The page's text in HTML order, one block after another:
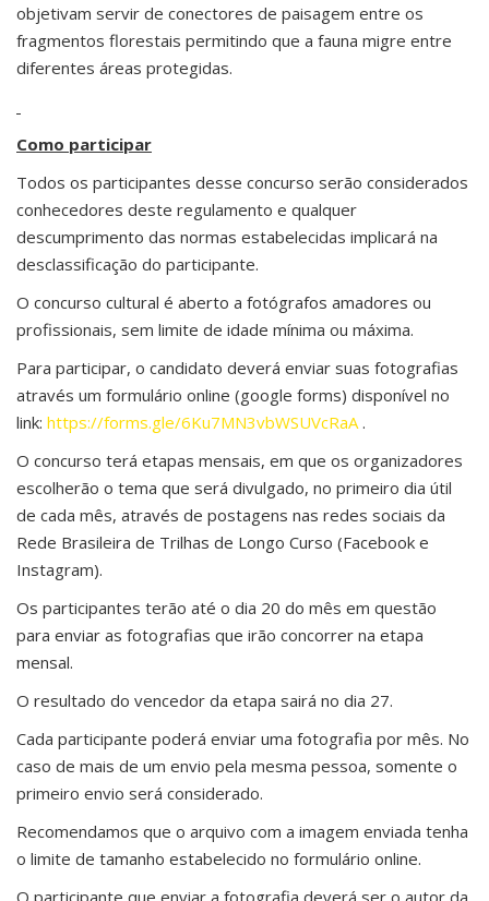
objetivam servir de conectores de paisagem entre os
fragmentos florestais permitindo que a fauna migre entre
diferentes áreas protegidas.
Como participar
Todos os participantes desse concurso serão considerados
conhecedores deste regulamento e qualquer
descumprimento das normas estabelecidas implicará na
desclassificação do participante.
O concurso cultural é aberto a fotógrafos amadores ou
profissionais, sem limite de idade mínima ou máxima.
Para participar, o candidato deverá enviar suas fotografias
através um formulário online (google forms) disponível no
link: https://forms.gle/6Ku7MN3vbWSUVcRaA.
O concurso terá etapas mensais, em que os organizadores
escolherão o tema que será divulgado, no primeiro dia útil
de cada mês, através de postagens nas redes sociais da
Rede Brasileira de Trilhas de Longo Curso (Facebook e
Instagram).
Os participantes terão até o dia 20 do mês em questão
para enviar as fotografias que irão concorrer na etapa
mensal.
O resultado do vencedor da etapa sairá no dia 27.
Cada participante poderá enviar uma fotografia por mês. No
caso de mais de um envio pela mesma pessoa, somente o
primeiro envio será considerado.
Recomendamos que o arquivo com a imagem enviada tenha
o limite de tamanho estabelecido no formulário online.
O participante que enviar a fotografia deverá ser o autor da